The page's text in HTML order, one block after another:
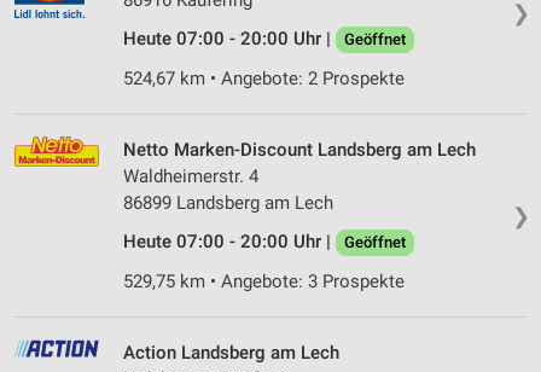
❯
Heute 07:00 - 20:00 Uhr |
Geöffnet
524,67 km • Angebote: 2 Prospekte
❯
Netto Marken-Discount Landsberg am Lech
Waldheimerstr. 4
86899 Landsberg am Lech
Heute 07:00 - 20:00 Uhr |
Geöffnet
529,75 km • Angebote: 3 Prospekte
Action Landsberg am Lech